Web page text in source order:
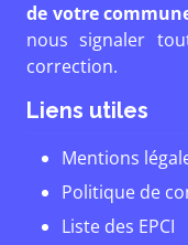
de votre
nous signaler
correction.
Liens utiles
Mentions
Politique de
Liste des EPCI